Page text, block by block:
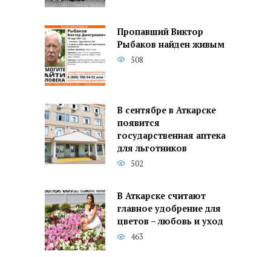
Пропавший Виктор
Рыбаков найден живым
508
В сентябре в Аткарске
появится
государственная аптека
для льготников
502
В Аткарске считают
главное удобрение для
цветов – любовь и уход
463